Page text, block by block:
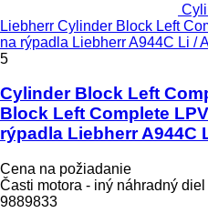
Liebherr Cylinder Block Left
na rýpadla Liebherr A944C Li /
5
Cylinder Block Left
Block Left Complete
rýpadla Liebherr A944C
Cena na požiadanie
Časti motora - iný náhradný diel
9889833